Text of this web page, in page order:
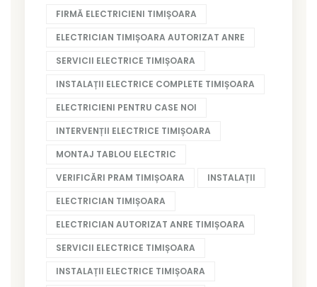
FIRMĂ ELECTRICIENI TIMIȘOARA
ELECTRICIAN TIMIȘOARA AUTORIZAT ANRE
SERVICII ELECTRICE TIMIȘOARA
INSTALAȚII ELECTRICE COMPLETE TIMIȘOARA
ELECTRICIENI PENTRU CASE NOI
INTERVENȚII ELECTRICE TIMIȘOARA
MONTAJ TABLOU ELECTRIC
VERIFICĂRI PRAM TIMIȘOARA
INSTALAȚII
ELECTRICIAN TIMIȘOARA
ELECTRICIAN AUTORIZAT ANRE TIMIȘOARA
SERVICII ELECTRICE TIMIȘOARA
INSTALAȚII ELECTRICE TIMIȘOARA